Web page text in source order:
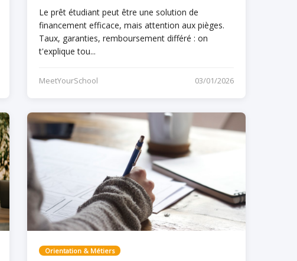
Le prêt étudiant peut être une solution de
financement efficace, mais attention aux pièges.
Taux, garanties, remboursement différé : on
t'explique tou...
MeetYourSchool 03/01/2026
Orientation & Métiers